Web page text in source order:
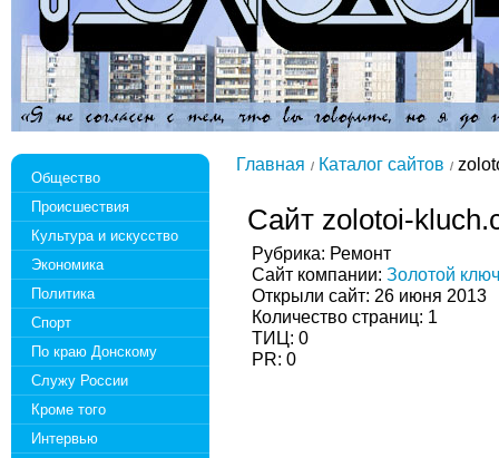
Общество
Происшествия
Культура и искусство
Экономика
Политика
Спорт
По краю Донскому
Служу России
Кроме того
Интервью
Главная Каталог сайтов
Сайт zolotoi-
Рубрика: Ремонт
Сайт компании: Золотой ключ
Открыли сайт: 26 июня 2013
Количество страниц: 1
ТИЦ: 0
PR: 0